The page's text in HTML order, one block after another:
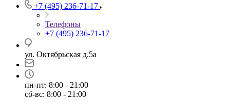
+7 (495) 236-71-17
Телефоны
+7 (495) 236-71-17
ул. Октябрьская д.5а
пн-пт: 8:00 - 21:00
сб-вс: 8:00 - 21:00